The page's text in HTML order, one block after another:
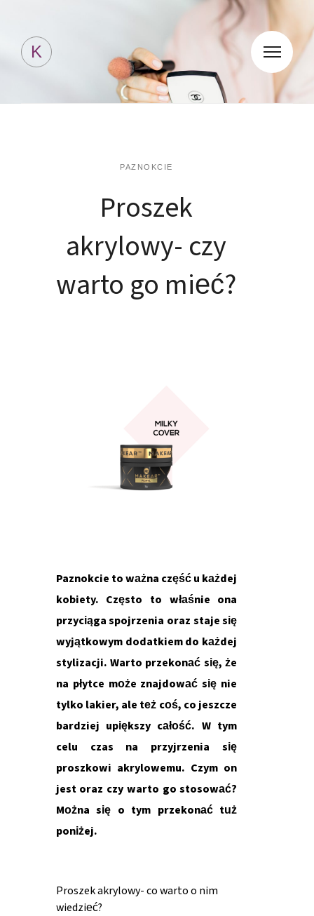
K
PAZNOKCIE
Proszek
akrylowy- czy
warto go mieć?
Paznokcie to ważna część u każdej
kobiety. Często to właśnie ona
przyciąga spojrzenia oraz staje się
wyjątkowym dodatkiem do każdej
stylizacji. Warto przekonać się, że
na płytce może znajdować się nie
tylko lakier, ale też coś, co jeszcze
bardziej upiększy całość. W tym
celu czas na przyjrzenia się
proszkowi akrylowemu. Czym on
jest oraz czy warto go stosować?
Można się o tym przekonać tuż
poniżej.
Proszek akrylowy- co warto o nim
wiedzieć?